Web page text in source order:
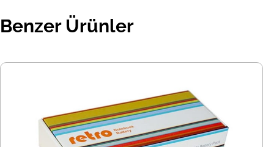
Benzer Ürünler